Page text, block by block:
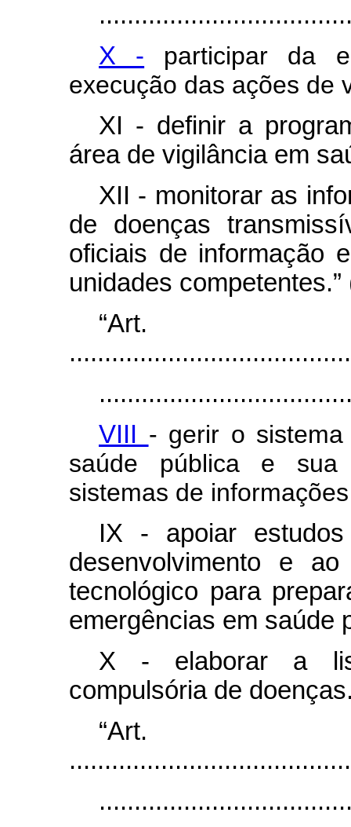
X - participar da
execução das ações de
XI - definir a
área de vigilância em
XII - monitorar as
de doenças
oficiais de informação
unidades competentes.”
VIII - gerir o
saúde pública e sua
sistemas de
IX - apoiar
desenvolvimento e
tecnológico para
emergências em saúde
X - elaborar a
compulsória de